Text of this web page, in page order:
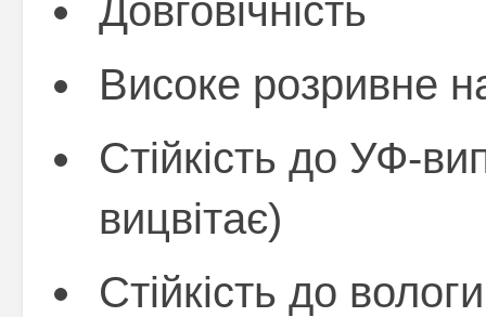
Довговічність
Високе розривне
Стійкість до УФ-
вицвітає)
Стійкість до вологи